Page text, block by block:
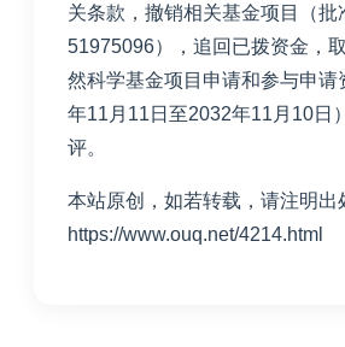
关条款，撤销相关基金项目（批
51975096），追回已拨资金，
然科学基金项目申请和参与申请
年11月11日至2032年11月10日
评。
本站原创，如若转载，请注明出
https://www.ouq.net/4214.html